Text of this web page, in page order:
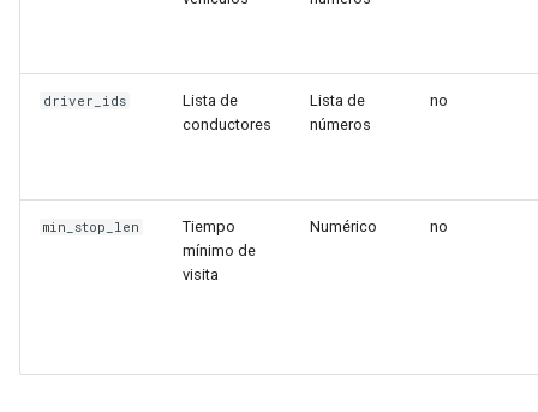
driver_ids
Lista de
conductores
Lista de
números
no
min_stop_len
Tiempo
mínimo de
visita
Numérico no